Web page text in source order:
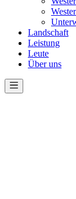
Landschaft
Leistung
Leute
Über uns